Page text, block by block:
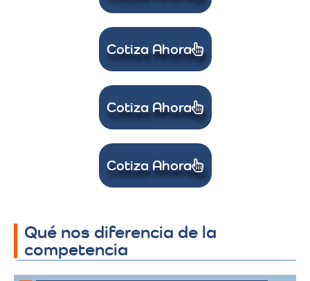
Cotiza Ahora
Cotiza Ahora
Cotiza Ahora
Qué nos diferencia de la
competencia